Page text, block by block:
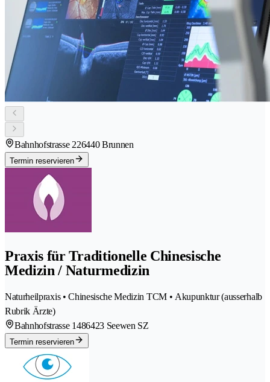
Bahnhofstrasse 226440 Brunnen
Termin reservieren
Praxis für Traditionelle Chinesische
Medizin / Naturmedizin
Naturheilpraxis • Chinesische Medizin TCM • Akupunktur (ausserhalb
Rubrik Ärzte)
Bahnhofstrasse 1486423 Seewen SZ
Termin reservieren